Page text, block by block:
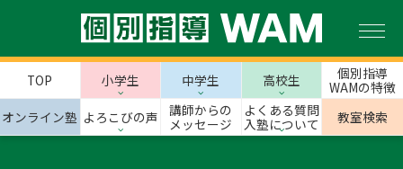
TOP 小学生 中学生 高校生
個別指導
WAMの特徴
オンライン塾 よろこびの声
講師からの
メッセージ
よくある質問
入塾について
教室検索